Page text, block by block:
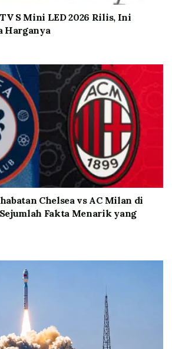
S Mini LED 2026 Rilis, Ini
Harganya
Chelsea vs AC Milan di
Fakta Menarik yang